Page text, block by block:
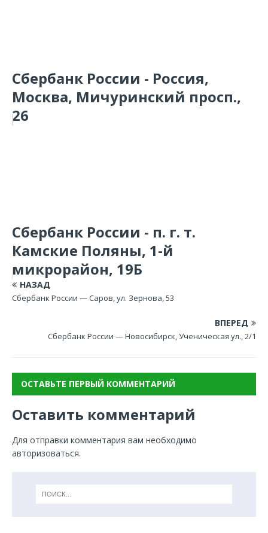
Сбербанк России - Россия,
Москва, Мичуринский просп.,
26
Сбербанк России - п. г. т.
Камские Поляны, 1-й
микрорайон, 19Б
НАЗАД
Сбербанк России — Саров, ул. Зернова, 53
ВПЕРЕД
Сбербанк России — Новосибирск, Ученическая ул., 2/1
ОСТАВЬТЕ ПЕРВЫЙ КОММЕНТАРИЙ
Оставить комментарий
Для отправки комментария вам необходимо
авторизоваться.